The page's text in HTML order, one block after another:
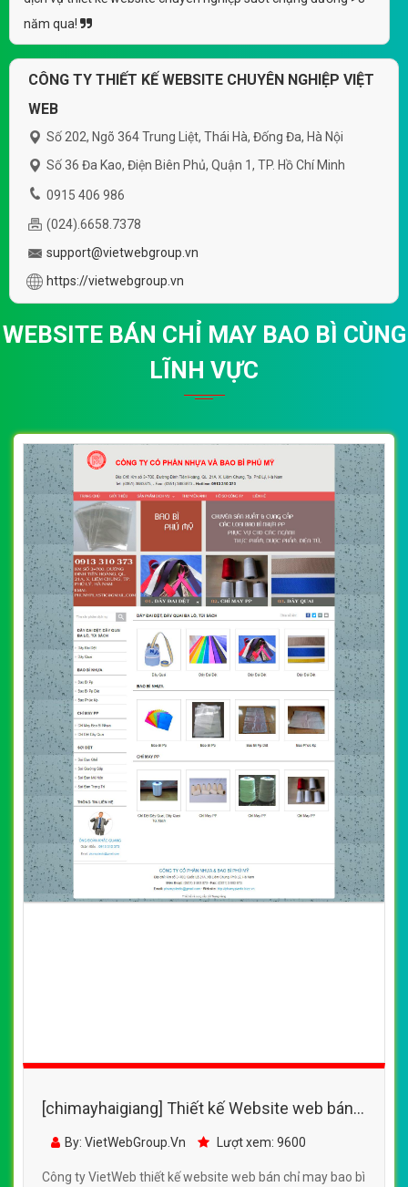
năm qua!
CÔNG TY THIẾT KẾ WEBSITE CHUYÊN NGHIỆP VIỆT
WEB
Số 202, Ngõ 364 Trung Liệt, Thái Hà, Đống Đa, Hà Nội
Số 36 Đa Kao, Điện Biên Phủ, Quận 1, TP. Hồ Chí Minh
0915 406 986
(024).6658.7378
support@vietwebgroup.vn
https://vietwebgroup.vn
WEBSITE BÁN CHỈ MAY BAO BÌ CÙNG
LĨNH VỰC
[chimayhaigiang] Thiết kế Website web bán
chỉ may bao bì - wwwphumyplasticbizzvn
By: VietWebGroup.Vn Lượt xem: 9600
Công ty VietWeb thiết kế website web bán chỉ may bao bì